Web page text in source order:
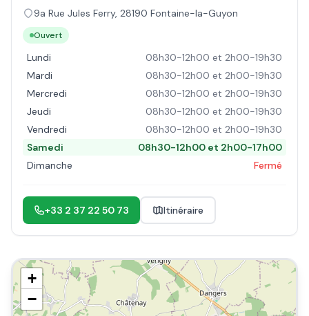
9a Rue Jules Ferry, 28190 Fontaine-la-Guyon
Ouvert
Lundi
08h30-12h00 et 2h00-19h30
Mardi
08h30-12h00 et 2h00-19h30
Mercredi
08h30-12h00 et 2h00-19h30
Jeudi
08h30-12h00 et 2h00-19h30
Vendredi
08h30-12h00 et 2h00-19h30
Samedi
08h30-12h00 et 2h00-17h00
Dimanche
Fermé
+33 2 37 22 50 73 Itinéraire
+
−